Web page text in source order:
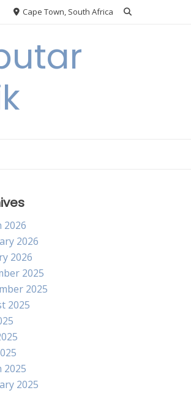
Cape Town, South Africa
2026
2026
2026
2025
2025
2025
2025
2025